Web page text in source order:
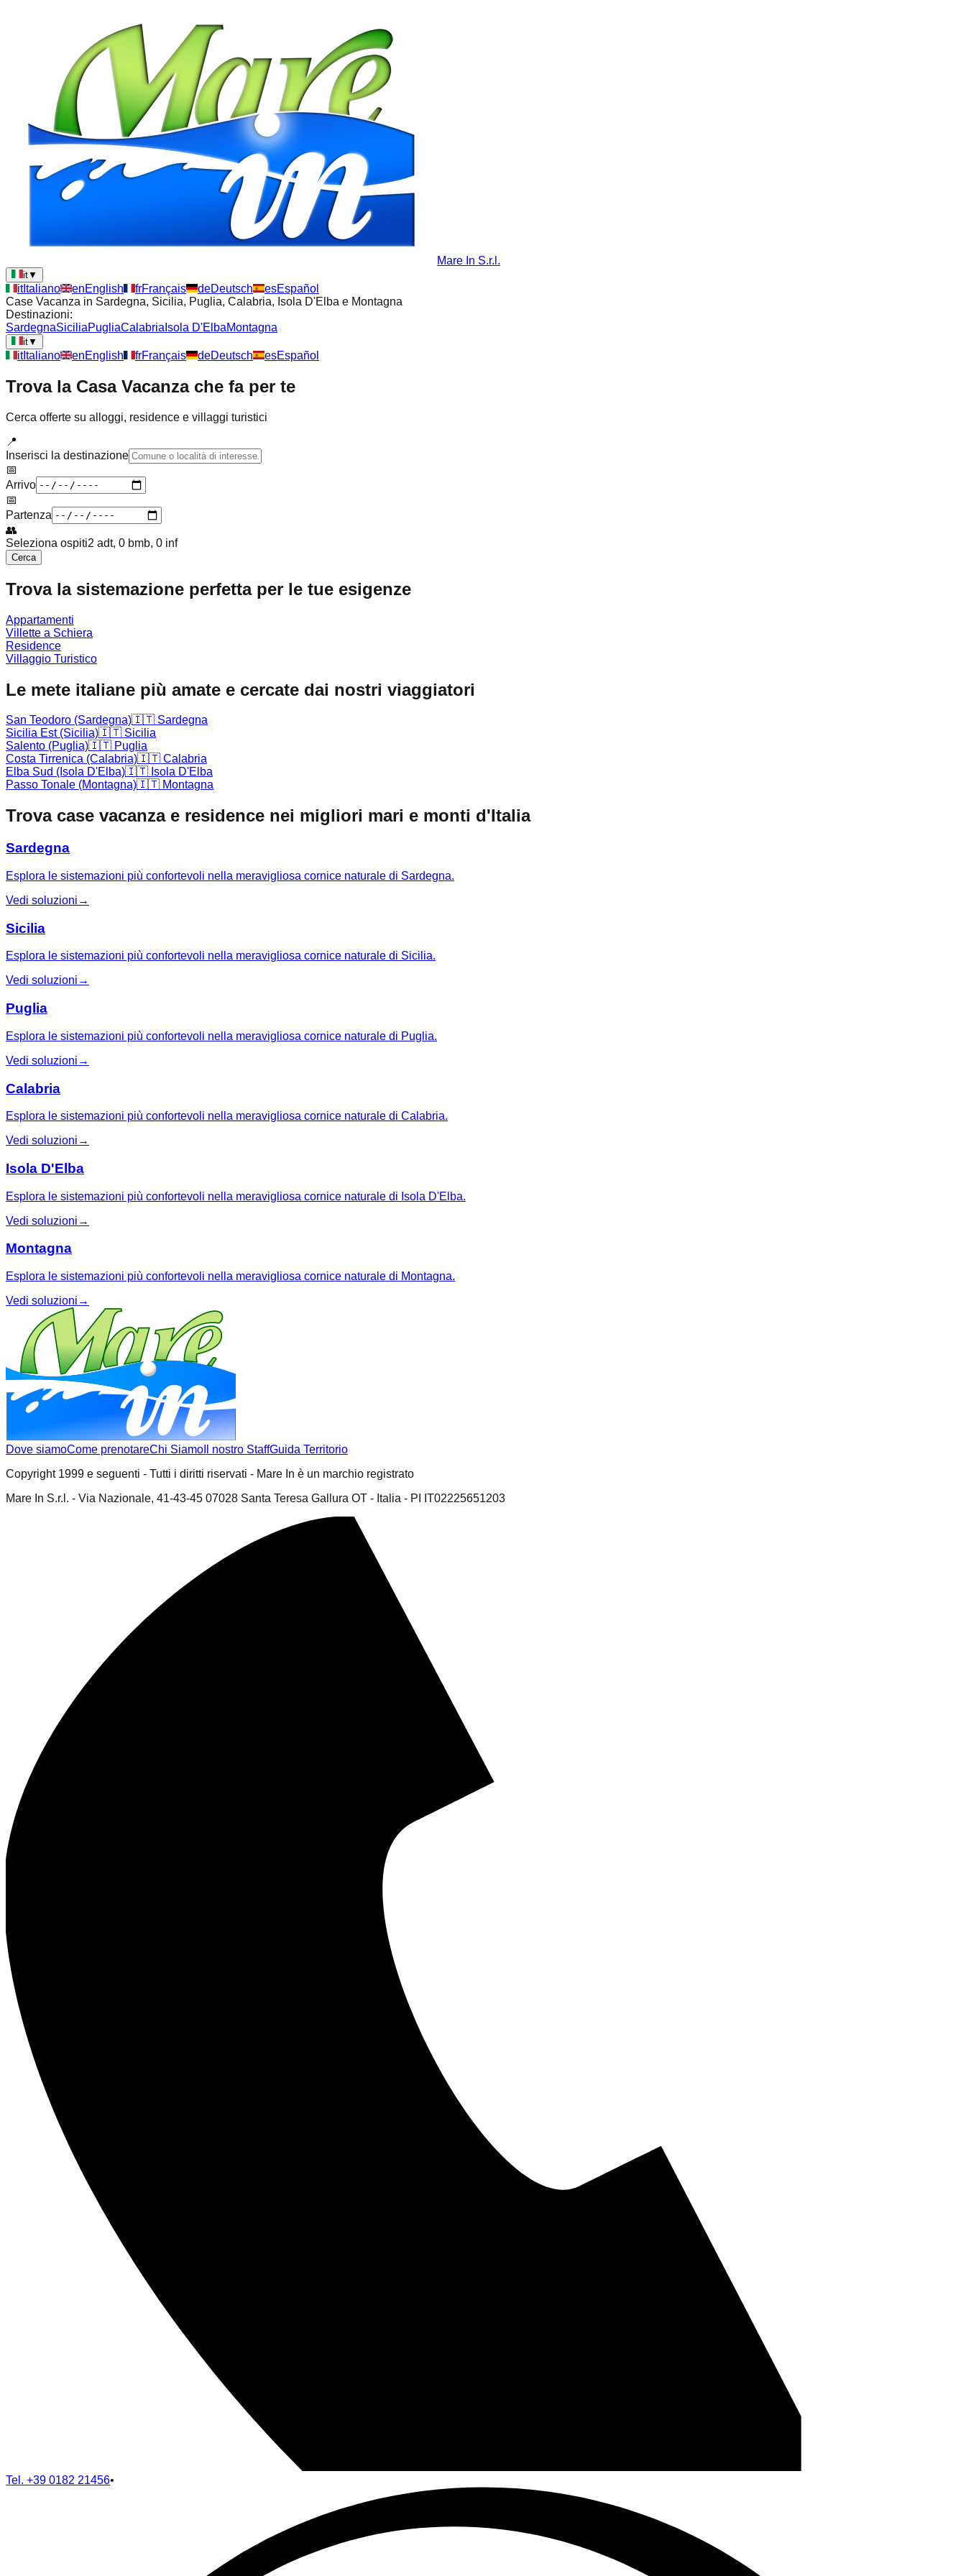
Mare In S.r.l.
it▼
itItaliano enEnglish frFrançais deDeutsch esEspañol
Case Vacanza in Sardegna, Sicilia, Puglia, Calabria, Isola D'Elba e Montagna
Destinazioni:
SardegnaSiciliaPugliaCalabria Isola D'ElbaMontagna
it▼
itItaliano enEnglish frFrançais deDeutsch esEspañol
Trova la Casa Vacanza che fa per te
Cerca offerte su alloggi, residence e villaggi turistici
📍
Inserisci la destinazione
📅
Arrivo
📅
Partenza
👥
Seleziona ospiti2 adt, 0 bmb, 0 inf
Cerca
Trova la sistemazione perfetta per le tue esigenze
Appartamenti
Villette a Schiera
Residence
Villaggio Turistico
Le mete italiane più amate e cercate dai nostri viaggiatori
San Teodoro (Sardegna)🇮🇹 Sardegna
Sicilia Est (Sicilia)🇮🇹 Sicilia
Salento (Puglia)🇮🇹 Puglia
Costa Tirrenica (Calabria)🇮🇹 Calabria
Elba Sud (Isola D'Elba)🇮🇹 Isola D'Elba
Passo Tonale (Montagna)🇮🇹 Montagna
Trova case vacanza e residence nei migliori mari e monti d'Italia
Sardegna
Esplora le sistemazioni più confortevoli nella meravigliosa cornice naturale di Sardegna.
Vedi soluzioni →
Sicilia
Esplora le sistemazioni più confortevoli nella meravigliosa cornice naturale di Sicilia.
Vedi soluzioni →
Puglia
Esplora le sistemazioni più confortevoli nella meravigliosa cornice naturale di Puglia.
Vedi soluzioni →
Calabria
Esplora le sistemazioni più confortevoli nella meravigliosa cornice naturale di Calabria.
Vedi soluzioni →
Isola D'Elba
Esplora le sistemazioni più confortevoli nella meravigliosa cornice naturale di Isola D'Elba.
Vedi soluzioni →
Montagna
Esplora le sistemazioni più confortevoli nella meravigliosa cornice naturale di Montagna.
Vedi soluzioni →
Dove siamoCome prenotareChi Siamo Il nostro StaffGuida Territorio
Copyright 1999 e seguenti - Tutti i diritti riservati - Mare In è un marchio registrato
Mare In S.r.l. - Via Nazionale, 41-43-45 07028 Santa Teresa Gallura OT - Italia - PI IT02225651203
Tel. +39 0182 21456•